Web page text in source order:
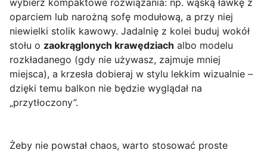
wybierz kompaktowe rozwiązania: np. wąską ławkę z
oparciem lub narożną sofę modułową, a przy niej
niewielki stolik kawowy. Jadalnię z kolei buduj wokół
stołu o zaokrąglonych krawędziach albo modelu
rozkładanego (gdy nie używasz, zajmuje mniej
miejsca), a krzesła dobieraj w stylu lekkim wizualnie –
dzięki temu balkon nie będzie wyglądał na
„przytłoczony”.
Żeby nie powstał chaos, warto stosować proste